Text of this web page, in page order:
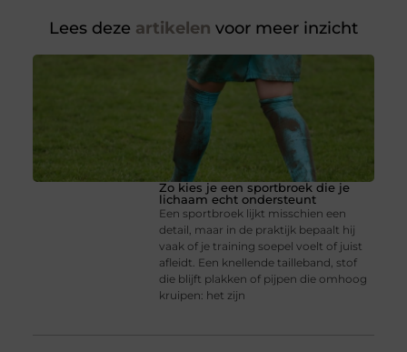
Lees deze artikelen voor meer inzicht
Zo kies je een sportbroek die je
lichaam echt ondersteunt
Een sportbroek lijkt misschien een
detail, maar in de praktijk bepaalt hij
vaak of je training soepel voelt of juist
afleidt. Een knellende tailleband, stof
die blijft plakken of pijpen die omhoog
kruipen: het zijn